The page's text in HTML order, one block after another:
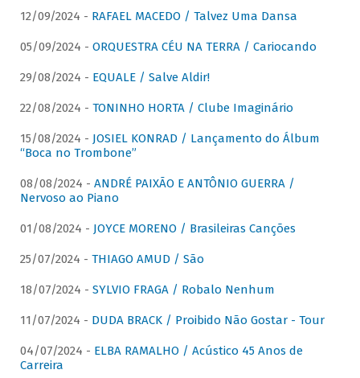
12/09/2024 - RAFAEL MACEDO / Talvez Uma Dansa
05/09/2024 - ORQUESTRA CÉU NA TERRA / Cariocando
29/08/2024 - EQUALE / Salve Aldir!
22/08/2024 - TONINHO HORTA / Clube Imaginário
15/08/2024 - JOSIEL KONRAD / Lançamento do Álbum
“Boca no Trombone”
08/08/2024 - ANDRÉ PAIXÃO E ANTÔNIO GUERRA /
Nervoso ao Piano
01/08/2024 - JOYCE MORENO / Brasileiras Canções
25/07/2024 - THIAGO AMUD / São
18/07/2024 - SYLVIO FRAGA / Robalo Nenhum
11/07/2024 - DUDA BRACK / Proibido Não Gostar - Tour
04/07/2024 - ELBA RAMALHO / Acústico 45 Anos de
Carreira